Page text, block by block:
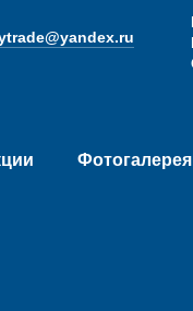
Фотогалерея